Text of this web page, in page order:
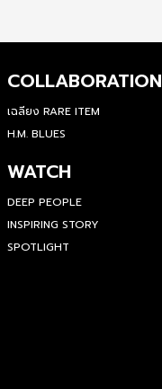
COLLABORATION
เฉลียง RARE ITEM
H.M. BLUES
WATCH
DEEP PEOPLE
INSPIRING STORY
SPOTLIGHT